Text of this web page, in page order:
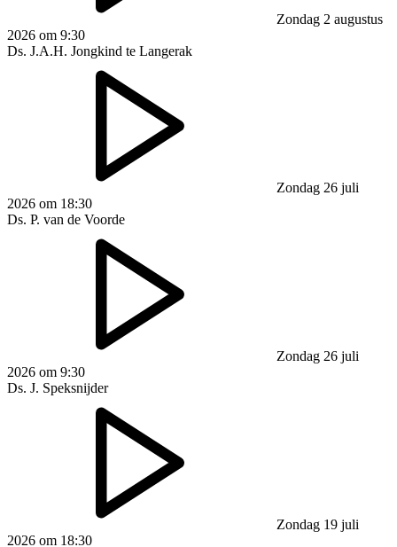
Zondag 2 augustus
2026 om 9:30
Ds. J.A.H. Jongkind te Langerak
Zondag 26 juli
2026 om 18:30
Ds. P. van de Voorde
Zondag 26 juli
2026 om 9:30
Ds. J. Speksnijder
Zondag 19 juli
2026 om 18:30